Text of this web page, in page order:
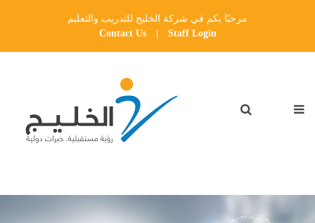
مرحبًا بكم في شركة الخليج للتدريب والتعليم
Contact Us
Staff Login